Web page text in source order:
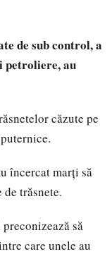
de sub control, a
petroliere, au
căzute pe
încercat marți să
trăsnete.
să
care unele au